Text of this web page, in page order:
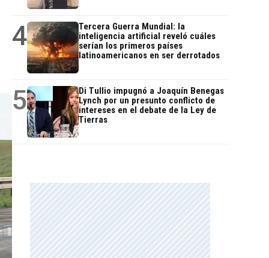
4
Tercera Guerra Mundial: la
inteligencia artificial reveló cuáles
serían los primeros países
latinoamericanos en ser derrotados
5
Di Tullio impugnó a Joaquín Benegas
Lynch por un presunto conflicto de
intereses en el debate de la Ley de
Tierras